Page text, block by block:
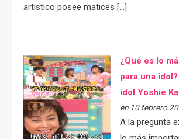
artístico posee matices […]
¿Qué es lo
para una
idol Yoshie
en 10 febrero
A la pregunta